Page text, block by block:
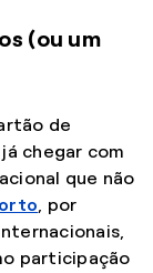
(ou um
de
chegar com
que não
, por
participação